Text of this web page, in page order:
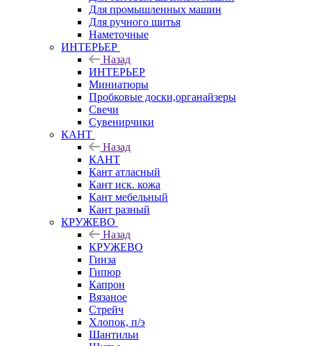
Для промышленных машин
Для ручного шитья
Наметочные
ИНТЕРЬЕР
Назад
ИНТЕРЬЕР
Миниатюры
Пробковые доски,органайзеры
Свечи
Сувенирчики
КАНТ
Назад
КАНТ
Кант атласный
Кант иск. кожа
Кант мебельный
Кант разный
КРУЖЕВО
Назад
КРУЖЕВО
Гинза
Гипюр
Капрон
Вязаное
Стрейч
Хлопок, п/э
Шантильи